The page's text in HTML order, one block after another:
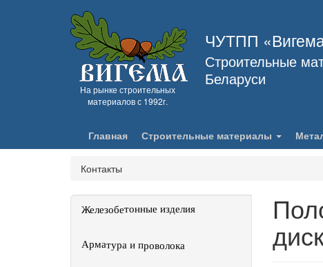
На рынке строительных
материалов с 1992г.
ЧУТПП
Строительные
Беларуси
Главная Строительные материалы
Контакты
Железобетонные изделия
Арматура и проволока